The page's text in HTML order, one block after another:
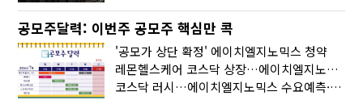
공모주달력: 이번주 공모주 핵심만 콕
'공모가 상단 확정' 에이치엘지노믹스 청약
레몬헬스케어 코스닥 상장…에이치엘지노믹스 수요예측
코스닥 러시…에이치엘지노믹스 수요예측·레메디 청약